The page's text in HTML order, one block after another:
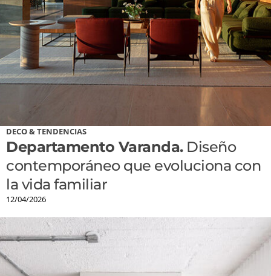
DECO & TENDENCIAS
Departamento Varanda.Diseño
contemporáneo que evoluciona con
la vida familiar
12/04/2026